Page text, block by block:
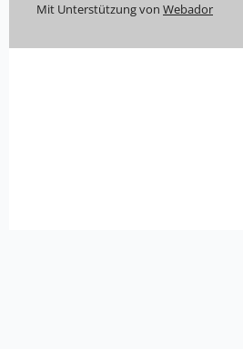
Mit Unterstützung von Webador